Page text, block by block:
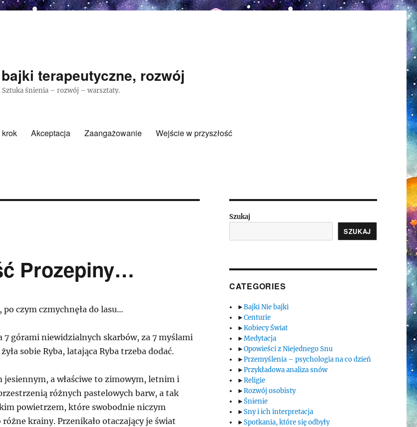
terapeutyczne, rozwój
Sztuka śnienia – rozwój – warsztaty.
Akceptacja Zaangażowanie Wejście w przyszłość
Prozepiny…
po czym czmychnęła do lasu…
7 górami niewidzialnych skarbów, za 7 myślami
sobie Ryba, latająca Ryba trzeba dodać.
jesiennym, a właściwe to zimowym, letnim i
różnych pastelowych barw, a tak
powietrzem, które swobodnie niczym
krainy. Przenikało otaczający je świat
Szukaj
SZUKAJ
CATEGORIES
►Bajki Nie bajki
►Centurie
►Kobiecy Świat
►Medytacja
►Opowieści z Niejednego Snu
►Przemyślenia – psychologia na co dzień
►Przykładowa analiza snów
►Religie
►Rozwój osobisty
►Śnienie
►Sny i ich interpretacja
►Spotkania, które się odbyły